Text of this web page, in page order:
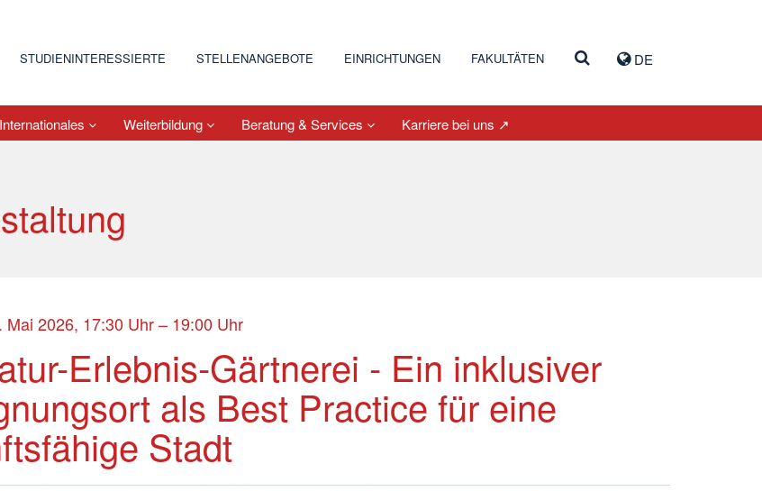
DE
STUDIENINTERESSIERTE STELLENANGEBOTE EINRICHTUNGEN FAKULTÄTEN
Internationales Weiterbildung Beratung & Services Karriere bei uns ↗
Mai 2026, 17:30 Uhr – 19:00 Uhr
Erlebnis-Gärtnerei - Ein inklusiver
als Best Practice für eine
Stadt